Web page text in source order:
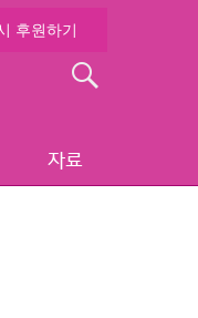
후원하기
자료